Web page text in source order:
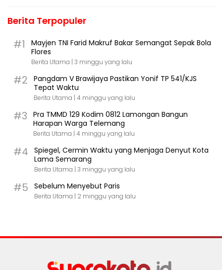
Berita Terpopuler
#1
Mayjen TNI Farid Makruf Bakar Semangat Sepak Bola
Flores
Berita Utama | 3 minggu yang lalu
#2
Pangdam V Brawijaya Pastikan Yonif TP 541/KJS
Tepat Waktu
Berita Utama | 4 minggu yang lalu
#3
Pra TMMD 129 Kodim 0812 Lamongan Bangun
Harapan Warga Telemang
Berita Utama | 4 minggu yang lalu
#4
Spiegel, Cermin Waktu yang Menjaga Denyut Kota
Lama Semarang
Berita Utama | 3 minggu yang lalu
#5 Sebelum Menyebut Paris
Berita Utama | 2 minggu yang lalu